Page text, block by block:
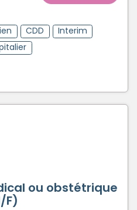
CDD
Interim
ou obstétrique
F)